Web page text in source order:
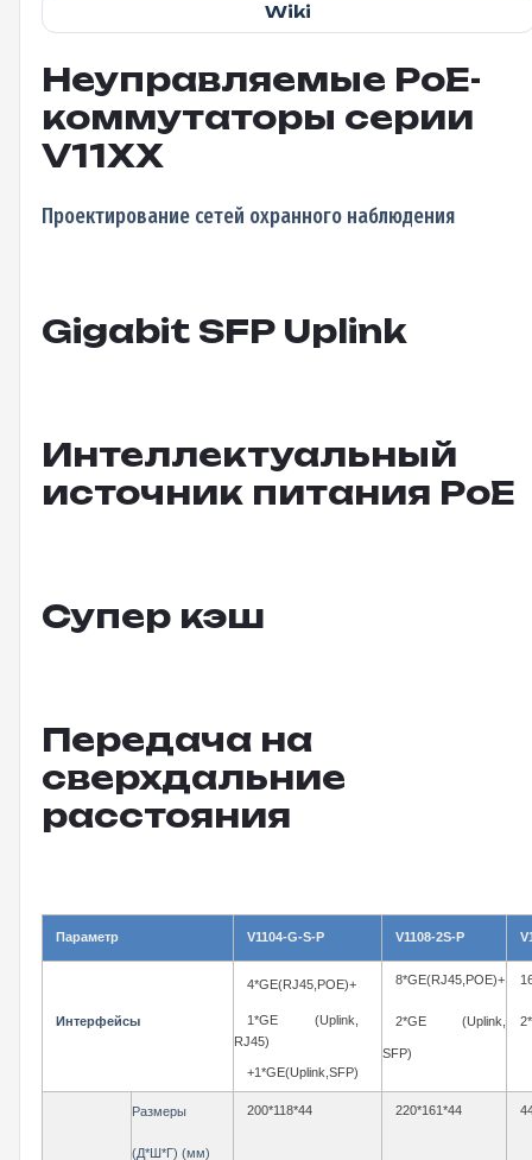
Wiki
Неуправляемые PoE-
коммутаторы серии
V11XX
Проектирование сетей охранного наблюдения
Gigabit SFP Uplink
Интеллектуальный
источник питания PoE
Супер кэш
Передача на
сверхдальние
расстояния
Параметр V1104-G-S-P V1108-2S-P
Интерфейсы
4*GE(RJ45,POE)+
1*GE (Uplink,
RJ45)
+1*GE(Uplink,SFP)
8*GE(RJ45,POE)+
2*GE (Uplink,
SFP)
Размеры
(Д*Ш*Г) (мм)
200*118*44 220*161*44